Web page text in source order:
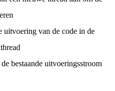
uitvoering van de code in de
bestaande uitvoeringsstroom